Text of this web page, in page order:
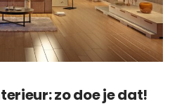
zo doe je dat!